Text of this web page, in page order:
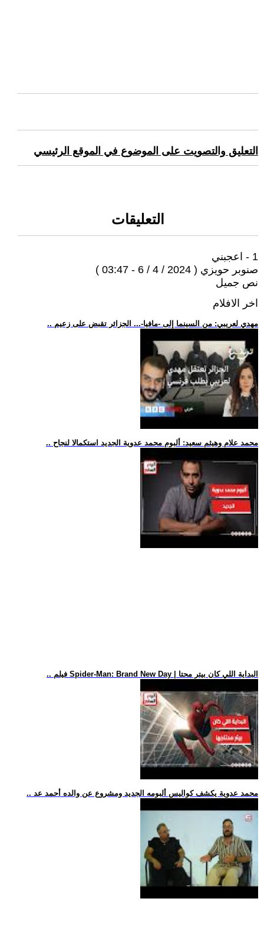
التعليق والتصويت على الموضوع في الموقع الرئيسي
التعليقات
1 - اعجبني
صنوبر حويزي ( 2024 / 4 / 6 - 03:47 )
نص جميل
اخر الافلام
.. مهدي لعريبي: من السينما إلى -مافيا-... الجزائر تقبض على زعيم
.. محمد علام وهيثم سعيد: ألبوم محمد عدوية الجديد استكمالا لنجاح
.. فيلم Spider-Man: Brand New Day | البداية اللي كان بيتر محتا
.. محمد عدوية يكشف كواليس ألبومه الجديد ومشروع عن والده أحمد عد